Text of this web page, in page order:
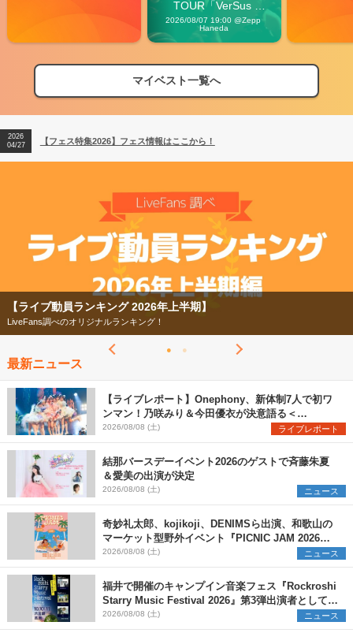
TOUR「VerSus
Carnival」
2026/08/07 19:00 @Zepp
Haneda
マイベスト一覧へ
【フェス特集2026】フェス情報はここから！
【ライブ動員ランキング】2026年上半期編発表！
2026
04/27
【フェス特集2026】フェス情報はここから！
2026
【ライブ動員ランキング 2026年上半期】
LiveFans調べのオリジナルランキング！
最新ニュース
【ライブレポート】Onephony、新体制7人で初ワ
ンマン！乃咲みり＆今田優衣が決意語る＜
Onephony新体制1st Oneman Live はじまりの夏
＞
2026/08/08 (土) ライブレポート
結那バースデーイベント2026のゲストで斉藤朱夏
＆愛美の出演が決定
2026/08/08 (土) ニュース
奇妙礼太郎、kojikoji、DENIMSら出演、和歌山の
マーケット型野外イベント『PICNIC JAM 2026』
早割チケット発売開始
2026/08/08 (土) ニュース
福井で開催のキャンプイン音楽フェス『Rockroshi
Starry Music Festival 2026』第3弾出演者として
SCOOBIE DO、かりゆし58、Reiを発表
2026/08/08 (土) ニュース